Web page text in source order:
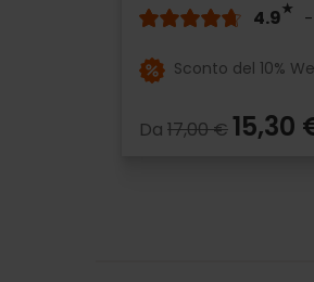
4.9 -
Sconto del 10%
Da 17,00 €15,30